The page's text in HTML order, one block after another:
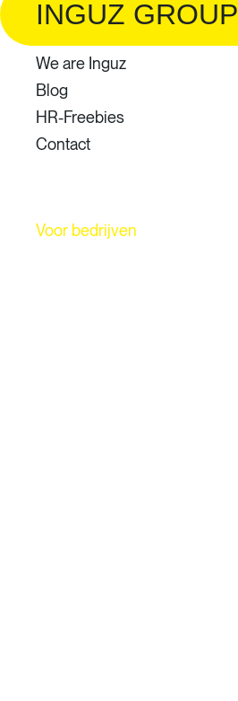
INGUZ GROUP
We are Inguz
Blog
HR-Freebies
Contact
Voor bedrijven